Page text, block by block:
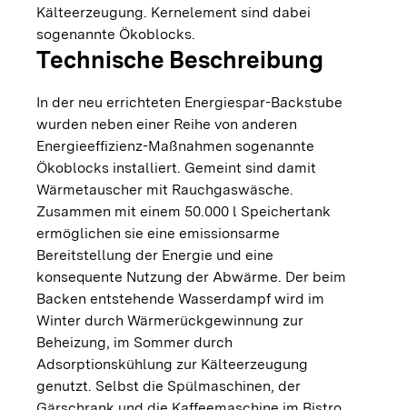
Kälteerzeugung. Kernelement sind dabei
sogenannte Ökoblocks.
Technische Beschreibung
In der neu errichteten Energiespar-Backstube
wurden neben einer Reihe von anderen
Energieeffizienz-Maßnahmen sogenannte
Ökoblocks installiert. Gemeint sind damit
Wärmetauscher mit Rauchgaswäsche.
Zusammen mit einem 50.000 l Speichertank
ermöglichen sie eine emissionsarme
Bereitstellung der Energie und eine
konsequente Nutzung der Abwärme. Der beim
Backen entstehende Wasserdampf wird im
Winter durch Wärmerückgewinnung zur
Beheizung, im Sommer durch
Adsorptionskühlung zur Kälteerzeugung
genutzt. Selbst die Spülmaschinen, der